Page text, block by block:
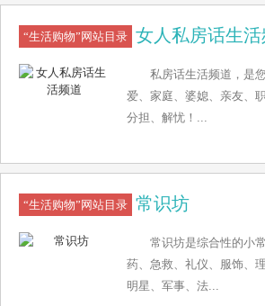
“生活购物”网站目录 女人私房话生活
私房话生活频道，是
爱、家庭、婆媳、亲友、
分担、解忧！...
“生活购物”网站目录 常识坊
常识坊是综合性的小
药、急救、礼仪、服饰、
明星、军事、法...